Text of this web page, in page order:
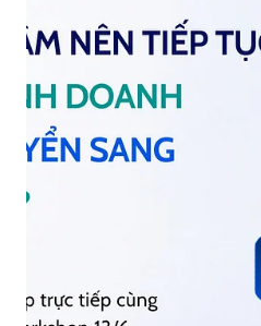
hút sự tham gia của gần 40
Workshop “Hộ kinh doanh
cần chuẩn bị gì cho 2026?”
dục ngoài công lập chủ động
đánh giá mô hình vận hành
quản trị thích ứng với quy định
đơn điện tử, bảo hiểm x